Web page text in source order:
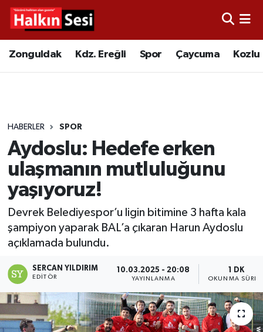
Zonguldak Kdz. Ereğli Spor Çaycuma Kozlu
HABERLER SPOR
Aydoslu: Hedefe erken
ulaşmanın mutluluğunu
yaşıyoruz!
Devrek Belediyespor’u ligin bitimine 3 hafta kala
şampiyon yaparak BAL’a çıkaran Harun Aydoslu
açıklamada bulundu.
SERCAN YILDIRIM
EDITÖR
10.03.2025 - 20:08
YAYINLANMA
1 DK
OKUNMA
Video
Çaycuma
Alaplı
Asayiş
Bartın
Bolu
Merkez Hava Durumu
Tüm Manşetler
Son Dakika Haberleri
Haber Arşivi